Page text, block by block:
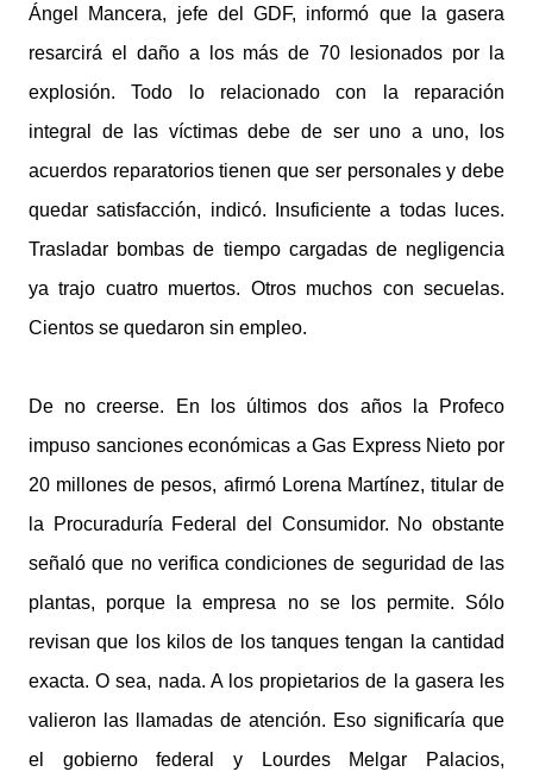
Ángel Mancera, jefe del GDF, informó que la gasera
resarcirá el daño a los más de 70 lesionados por la
explosión. Todo lo relacionado con la reparación
integral de las víctimas debe de ser uno a uno, los
acuerdos reparatorios tienen que ser personales y debe
quedar satisfacción, indicó. Insuficiente a todas luces.
Trasladar bombas de tiempo cargadas de negligencia
ya trajo cuatro muertos. Otros muchos con secuelas.
Cientos se quedaron sin empleo.
De no creerse. En los últimos dos años la Profeco
impuso sanciones económicas a Gas Express Nieto por
20 millones de pesos, afirmó Lorena Martínez, titular de
la Procuraduría Federal del Consumidor. No obstante
señaló que no verifica condiciones de seguridad de las
plantas, porque la empresa no se los permite. Sólo
revisan que los kilos de los tanques tengan la cantidad
exacta. O sea, nada. A los propietarios de la gasera les
valieron las llamadas de atención. Eso significaría que
el gobierno federal y Lourdes Melgar Palacios,